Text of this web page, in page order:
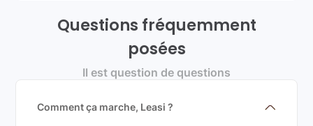
Questions fréquemment
posées
Il est question de questions
Comment ça marche, Leasi ?